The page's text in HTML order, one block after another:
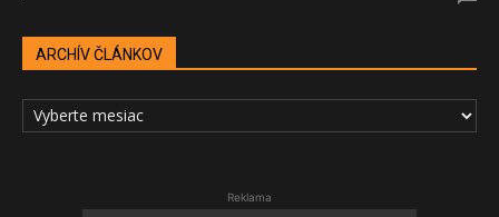
ARCHÍV ČLÁNKOV
ARCHÍV
ČLÁNKOV
Reklama